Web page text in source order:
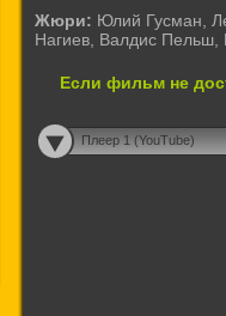
Жюри: Юлий Гусман,
Нагиев, Валдис Пельш,
Если фильм не
Плеер 1 (YouTube)